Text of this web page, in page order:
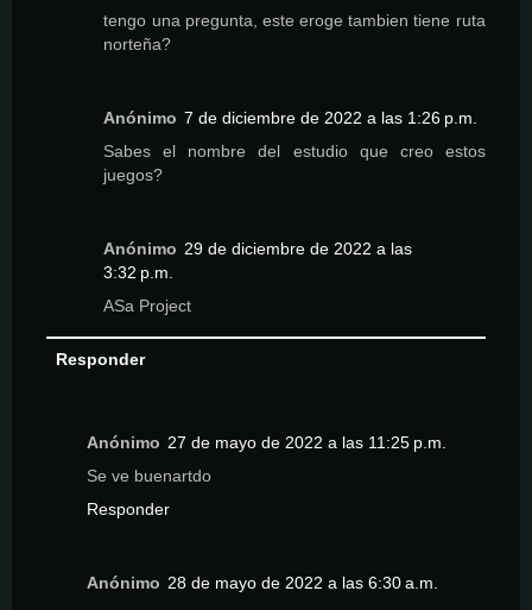
tengo una pregunta, este eroge tambien tiene ruta
norteña?
Anónimo 7 de diciembre de 2022 a las 1:26 p.m.
Sabes el nombre del estudio que creo estos
juegos?
Anónimo 29 de diciembre de 2022 a las
3:32 p.m.
ASa Project
Responder
Anónimo 27 de mayo de 2022 a las 11:25 p.m.
Se ve buenartdo
Responder
Anónimo 28 de mayo de 2022 a las 6:30 a.m.